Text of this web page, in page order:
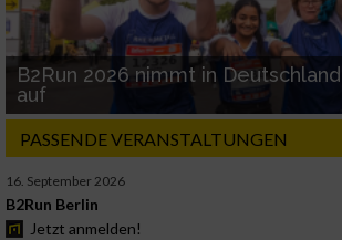
B2Run 2026 nimmt in
auf
PASSENDE VERANSTALTUNGEN
16. September 2026
B2Run Berlin
Jetzt anmelden!